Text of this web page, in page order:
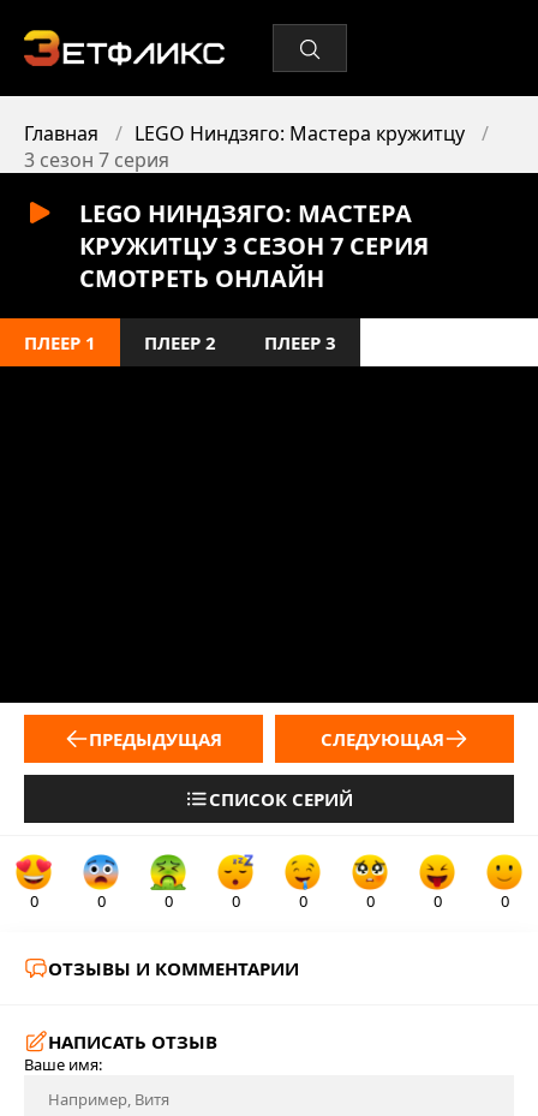
Главная
LEGO Ниндзяго: Мастера кружитцу
3 сезон 7 серия
LEGO НИНДЗЯГО: МАСТЕРА
КРУЖИТЦУ 3 СЕЗОН 7 СЕРИЯ
СМОТРЕТЬ ОНЛАЙН
ПЛЕЕР 1 ПЛЕЕР 2 ПЛЕЕР 3
ПРЕДЫДУЩАЯ
СПИСОК СЕРИЙ
СЛЕДУЮЩАЯ
0 0 0 0 0 0 0 0
ОТЗЫВЫ И КОММЕНТАРИИ
НАПИСАТЬ ОТЗЫВ
Ваше имя: